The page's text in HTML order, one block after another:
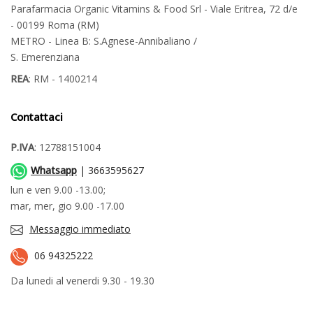
Parafarmacia Organic Vitamins & Food Srl - Viale Eritrea, 72 d/e
- 00199 Roma (RM)
METRO - Linea B: S.Agnese-Annibaliano /
S. Emerenziana
REA: RM - 1400214
Contattaci
P.IVA: 12788151004
Whatsapp | 3663595627
lun e ven 9.00 -13.00;
mar, mer, gio 9.00 -17.00
Messaggio immediato
06 94325222
Da lunedi al venerdi 9.30 - 19.30